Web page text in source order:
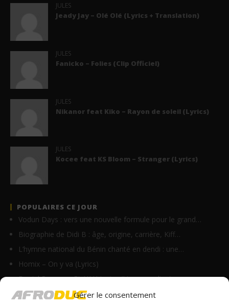
Gérer le consentement
JULES
Jeady Jay – Olé Olé (Lyrics + Translation)
JULES
Fanicko – Folies (Clip Officiel)
JULES
Nikanor feat Kiko – Rayon de soleil (Lyrics)
JULES
Kocee feat KS Bloom – Stranger (Lyrics)
POPULAIRES CE JOUR
Vodun Days : vers une nouvelle formule pour le grand…
Biographie de Didi B : âge, origine, carrière, Kiff…
L’hymne national du Bénin chanté en dendi : une…
Homix – On y va (Lyrics)
Daniel Banam – EL YAH Lyrics (Live recording)
Résidences artistiques à Paris : l’Institut…